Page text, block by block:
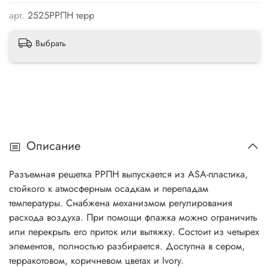
арт. 2525РРПН терр
Выбрать
Описание
Разъемная решетка РРПН выпускается из ASA-пластика,
стойкого к атмосферным осадкам и перепадам
температуры. Снабжена механизмом регулирования
расхода воздуха. При помощи флажка можно ограничить
или перекрыть его приток или вытяжку. Состоит из четырех
элементов, полностью разбирается. Доступна в сером,
терракотовом, коричневом цветах и Ivory.